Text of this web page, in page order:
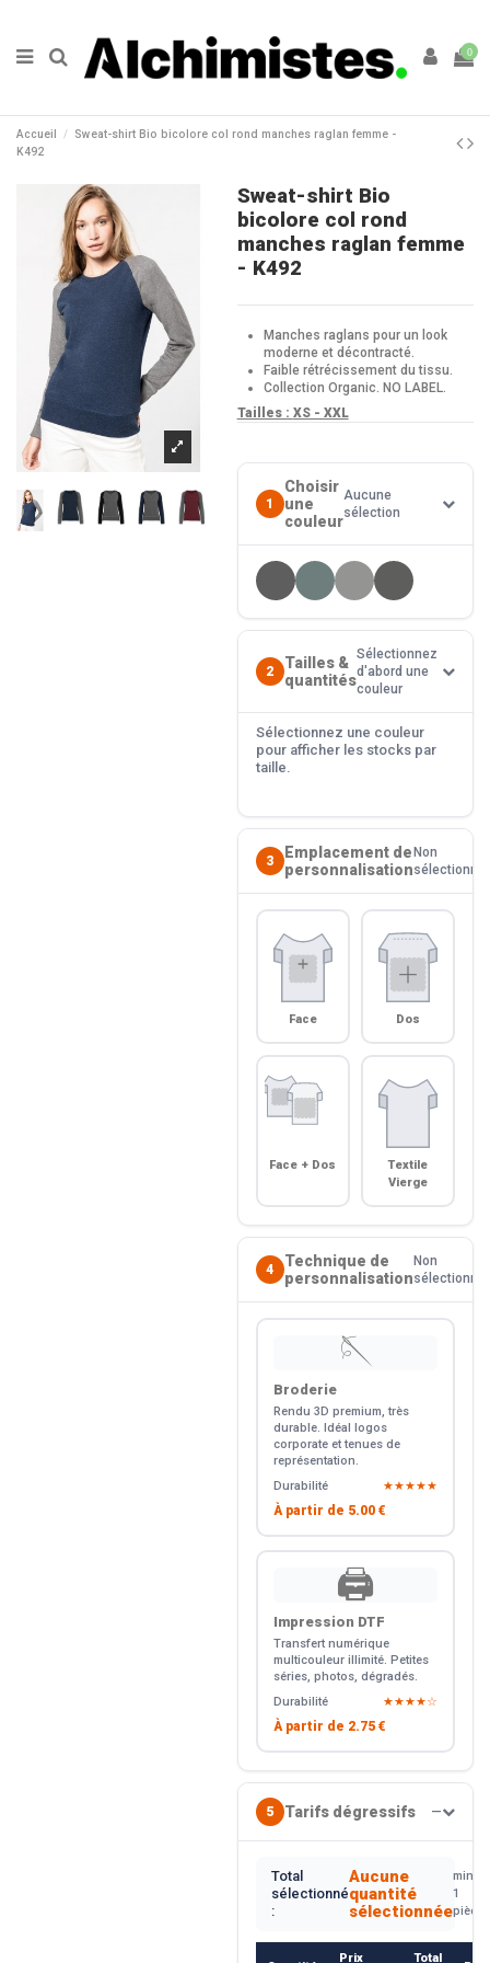
0
Accueil
Sweat-shirt Bio bicolore col rond manches raglan femme -
K492
Sweat-shirt Bio
bicolore col rond
manches raglan femme
- K492
Manches raglans pour un look
moderne et décontracté.
Faible rétrécissement du tissu.
Collection Organic. NO LABEL.
Tailles : XS - XXL
1
Choisir
une
couleur
Aucune
sélection
2
Tailles &
quantités
Sélectionnez
d'abord une
couleur
Sélectionnez une couleur
pour afficher les stocks par
taille.
3
Emplacement de
personnalisation
Non
sélectionné
Face Dos
Face + Dos
Textile
Vierge
4
Technique de
personnalisation
Non
sélectionné
🪡
Broderie
Rendu 3D premium, très
durable. Idéal logos
corporate et tenues de
représentation.
Durabilité
★★★★★
À partir de 5.00 €
🖨️
Impression DTF
Transfert numérique
multicouleur illimité. Petites
séries, photos, dégradés.
Durabilité
★★★★☆
À partir de 2.75 €
5 Tarifs dégressifs —
Total
sélectionné
:
Aucune
quantité
sélectionnée
min.
1
pièce
Prix
Total